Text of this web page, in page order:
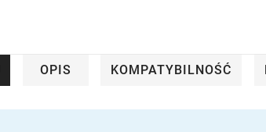
OPIS KOMPATYBILNOŚĆ